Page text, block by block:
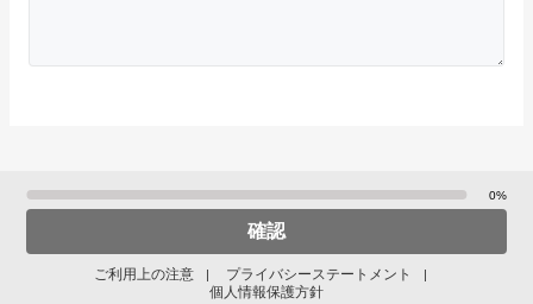
確認
0%
ご利用上の注意 | プライバシーステートメント |
個人情報保護方針